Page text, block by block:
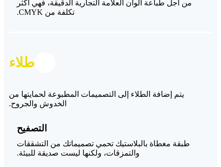
من أجل طباعة ألوان العلامة التجارية الدقيقة، فهي أكثر
تكلفة من CMYK.
طلاء
يتم إضافة الطلاء إلى التصميمات المطبوعة لحمايتها من
الخدوش والجروح.
التصفيح
طبقة مغطاة بالبلاستيك تحمي تصميماتك من التشققات
والتمزقات، ولكنها ليست صديقة للبيئة.